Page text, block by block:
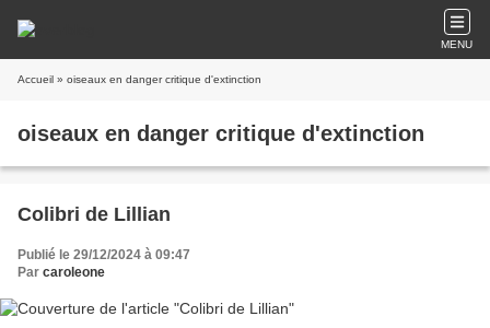
MENU
Accueil » oiseaux en danger critique d'extinction
oiseaux en danger critique d'extinction
Colibri de Lillian
Publié le 29/12/2024 à 09:47
Par caroleone